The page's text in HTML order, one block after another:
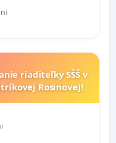
riaditeľky SŠŠ v
Rosinovej!